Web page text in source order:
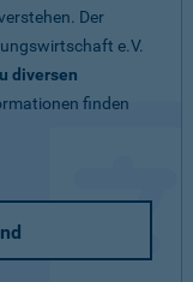
Der
e.V.
diversen
finden